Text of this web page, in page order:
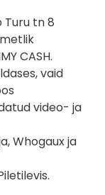
Turu tn 8
CASH.
vaid
video- ja
Whogaux ja